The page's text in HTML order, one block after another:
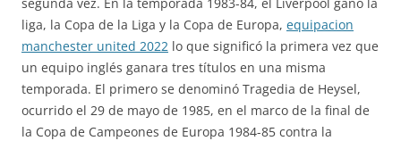
liga, la Copa de la Liga y la Copa de Europa, equipacion
manchester united 2022 lo que significó la primera vez que
un equipo inglés ganara tres títulos en una misma
temporada. El primero se denominó Tragedia de Heysel,
ocurrido el 29 de mayo de 1985, en el marco de la final de
la Copa de Campeones de Europa 1984-85 contra la